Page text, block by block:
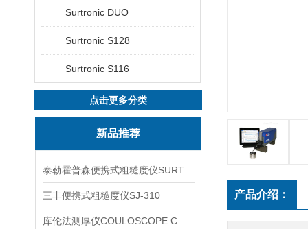
Surtronic DUO
Surtronic S128
Surtronic S116
点击更多分类
新品推荐
三丰便携式粗糙度仪SJ-310 产品介绍：